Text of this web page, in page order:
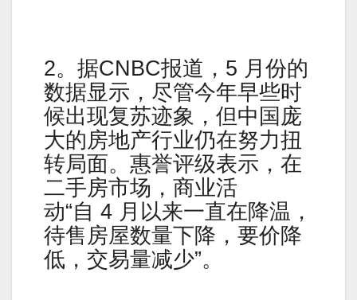
2。据CNBC报道，5 月份的
数据显示，尽管今年早些时
候出现复苏迹象，但中国庞
大的房地产行业仍在努力扭
转局面。惠誉评级表示，在
二手房市场，商业活
动“自 4 月以来一直在降温，
待售房屋数量下降，要价降
低，交易量减少”。